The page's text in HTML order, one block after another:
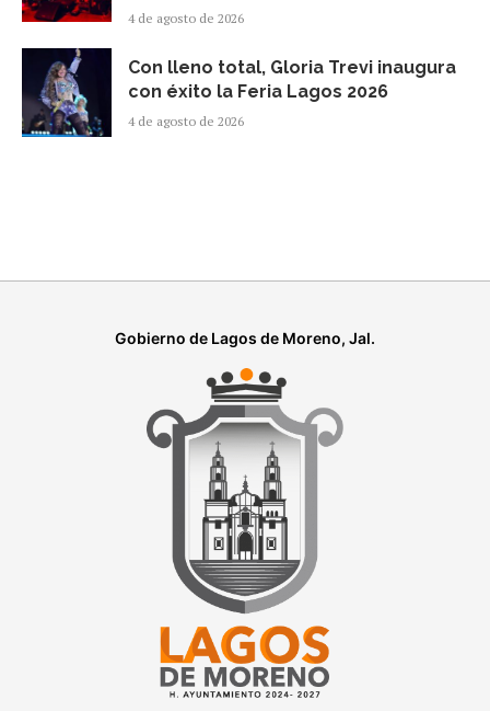
4 de agosto de 2026
Con lleno total, Gloria Trevi inaugura
con éxito la Feria Lagos 2026
4 de agosto de 2026
Gobierno de Lagos de Moreno, Jal.